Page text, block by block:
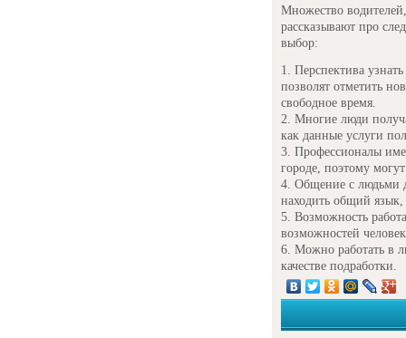
Множество
рассказывают про
выбор:
Перспектива
позволят отметить
свободное время.
Многие люди
как данные услуги
Профессионалы
городе, поэтому
Общение с людьми
находить общий
Возможность
возможностей
Можно работать в
качестве подработки.